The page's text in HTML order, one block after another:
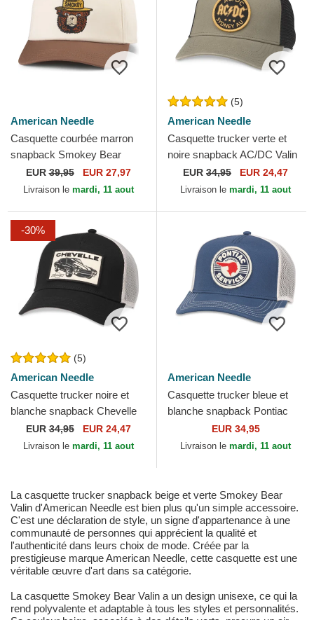
American Needle
Casquette courbée marron
snapback Smokey Bear
Roscoe American Needle
EUR39,95 EUR 27,97
Livraison le mardi, 11 aout
(5)
American Needle
Casquette trucker verte et
noire snapback AC/DC Valin
American Needle
EUR 34,95 EUR 24,47
Livraison le mardi, 11 aout
-30%
(5)
American Needle
Casquette trucker noire et
blanche snapback Chevelle
by Chevrolet Valin American
Needle
EUR34,95 EUR 24,47
Livraison le mardi, 11 aout
American Needle
Casquette trucker bleue et
blanche snapback Pontiac
Authorized Service Valin
American Needle
EUR 34,95
Livraison le mardi, 11 aout
La casquette trucker snapback beige et verte Smokey Bear
Valin d'American Needle est bien plus qu'un simple accessoire.
C'est une déclaration de style, un signe d'appartenance à une
communauté de personnes qui apprécient la qualité et
l'authenticité dans leurs choix de mode. Créée par la
prestigieuse marque American Needle, cette casquette est une
véritable œuvre d'art dans sa catégorie.
La casquette Smokey Bear Valin a un design unisexe, ce qui la
rend polyvalente et adaptable à tous les styles et personnalités.